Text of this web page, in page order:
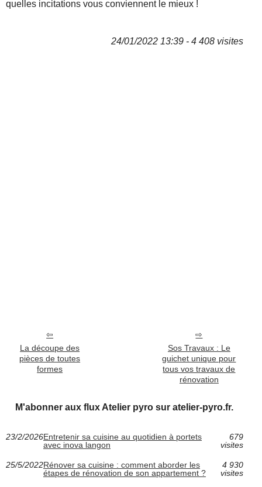
quelles incitations vous conviennent le mieux !
24/01/2022 13:39 - 4 408 visites
La découpe des
pièces de toutes
formes
Sos Travaux : Le
guichet unique pour
tous vos travaux de
rénovation
M'abonner aux flux Atelier pyro sur atelier-pyro.fr.
23/2/2026Entretenir sa cuisine au quotidien à portets
avec inova langon
679
visites
25/5/2022Rénover sa cuisine : comment aborder les
étapes de rénovation de son appartement ?
4 930
visites